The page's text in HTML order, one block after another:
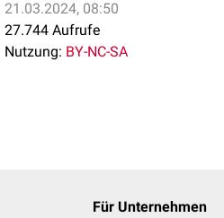
21.03.2024, 08:50
27.744 Aufrufe
Nutzung: BY-NC-SA
Für Unternehmen